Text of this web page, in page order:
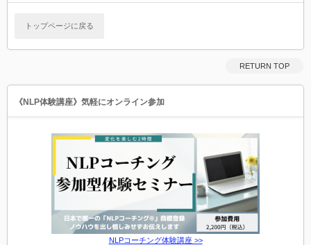
プ
トップページに戻る
RETURN TOP
《NLP体験講座》気軽にオンライン参加
NLPコーチング体験講座 >>